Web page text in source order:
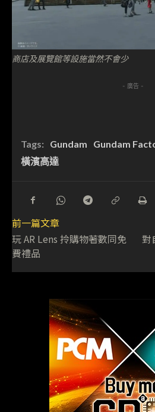
商店及展覽館等設施當然不會少
- 廣告 -
Tags: Gundam
Gundam
橫濱高達
前一篇文章
玩 AR Lens 拎購物著數同免
費禮品
對